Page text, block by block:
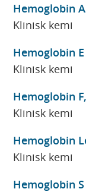
Hemoglobin
Klinisk kemi
Hemoglobin
Klinisk kemi
Hemoglobin
Klinisk kemi
Hemoglobin
Klinisk kemi
Hemoglobin